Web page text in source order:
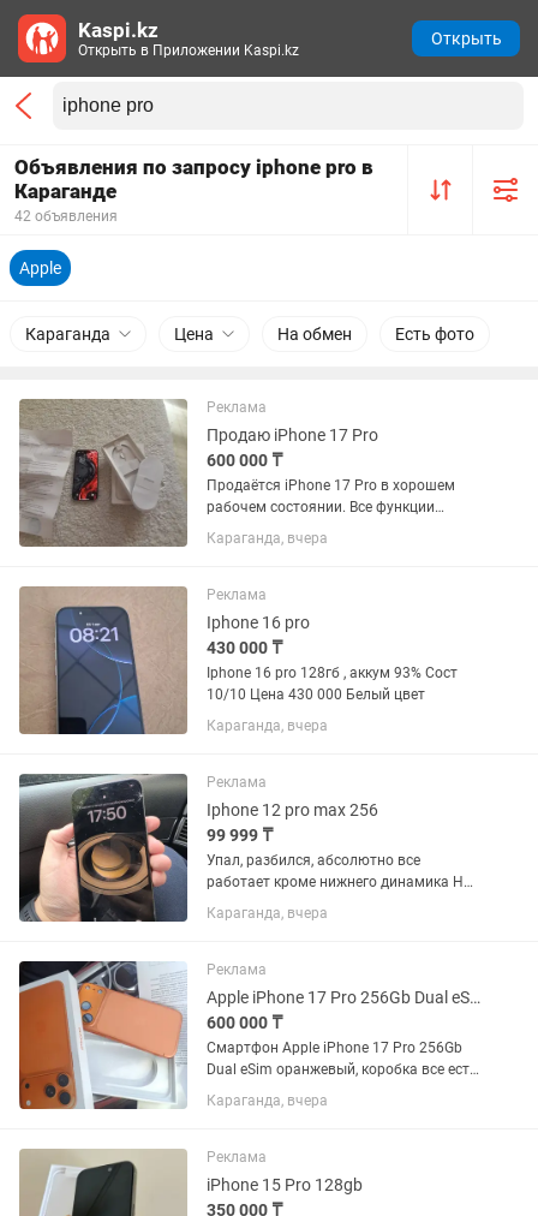
Объявления по запросу iphone pro в
Караганде
42 объявления
Apple
Караганда Цена На обмен Есть фото
Реклама
Продаю iPhone 17 Pro
600 000 ₸
Продаётся iPhone 17 Pro в хорошем
рабочем состоянии. Все функции
работают исправно. Есть трещина на
задней панели, на работу телефона это
коробка и гарантийный...
Караганда, вчера
Реклама
Iphone 16 pro
430 000 ₸
Iphone 16 pro 128гб , аккум 93% Сост
10/10 Цена 430 000 Белый цвет
Караганда, вчера
Реклама
Iphone 12 pro max 256
99 999 ₸
Упал, разбился, абсолютно все
работает кроме нижнего динамика Ни
разу не вскрывался Из комплекта
коробка АКБ 78% 256 гб ОБМЕНА НЕТ
Караганда, вчера
Реклама
Apple iPhone 17 Pro 256Gb Dual eSim оранжевый
600 000 ₸
Смартфон Apple iPhone 17 Pro 256Gb
Dual eSim оранжевый, коробка все есть
под гарантии, торг есть
Караганда, вчера
Реклама
iPhone 15 Pro 128gb
350 000 ₸
Kaspi.kz
Открыть в Приложении Kaspi.kz
Открыть